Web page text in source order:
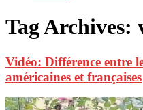
Tag Archives:
Vidéo: Différence entre
américaines et françaises